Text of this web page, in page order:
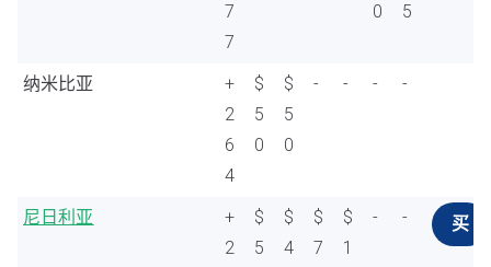
7
7
0
5
纳米比亚
+
2
6
4
$
5
0
$
5
0
- - - -
尼日利亚
+
2
$
5
$
4
$
7
$
1
- - 买